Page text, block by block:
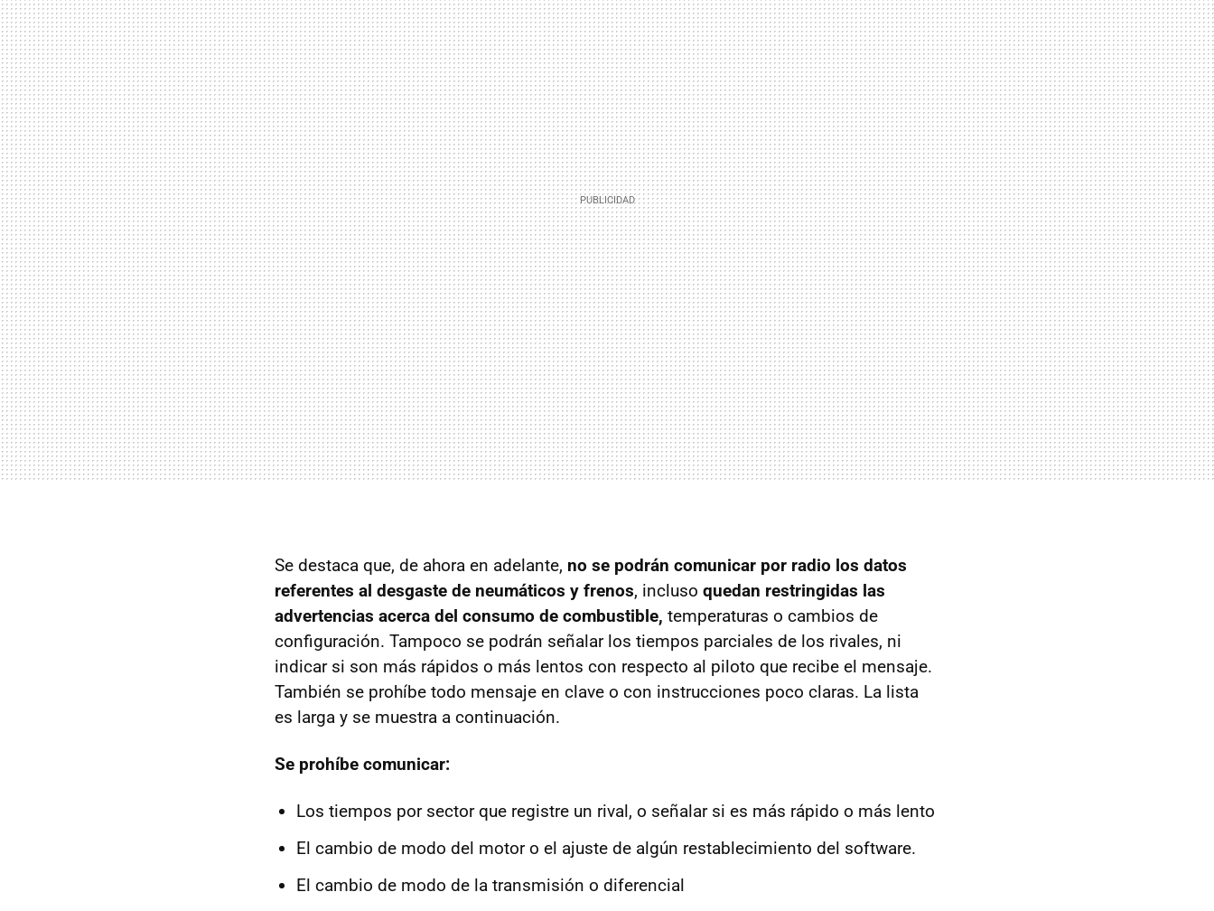
Se destaca que, de ahora en adelante, no se podrán comunicar por radio los datos
referentes al desgaste de neumáticos y frenos, incluso quedan restringidas las
advertencias acerca del consumo de combustible, temperaturas o cambios de
configuración. Tampoco se podrán señalar los tiempos parciales de los rivales, ni
indicar si son más rápidos o más lentos con respecto al piloto que recibe el mensaje.
También se prohíbe todo mensaje en clave o con instrucciones poco claras. La lista
es larga y se muestra a continuación.
Se prohíbe comunicar:
Los tiempos por sector que registre un rival, o señalar si es más rápido o más lento
El cambio de modo del motor o el ajuste de algún restablecimiento del software.
El cambio de modo de la transmisión o diferencial